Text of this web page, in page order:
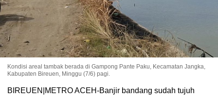
Kondisi areal tambak berada di Gampong Pante Paku, Kecamatan Jangka,
Kabupaten Bireuen, Minggu (7/6) pagi.
BIREUEN|METRO ACEH-Banjir bandang sudah tujuh